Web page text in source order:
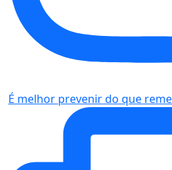
É melhor prevenir do que